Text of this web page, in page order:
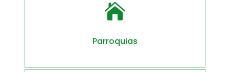

Parroquias